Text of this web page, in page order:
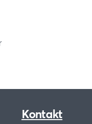
Kontakt